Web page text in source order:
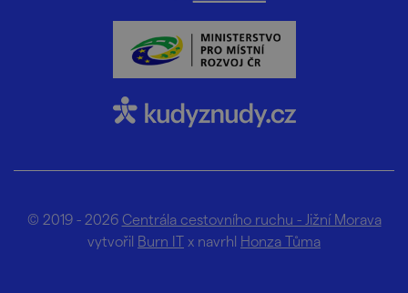
© 2019 - 2026 Centrála cestovního ruchu - Jižní Morava
vytvořil Burn IT x navrhl Honza Tůma